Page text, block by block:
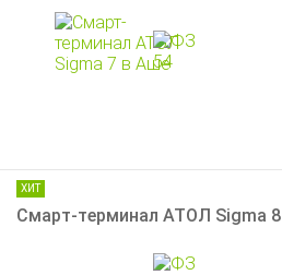
ХИТ
Смарт-терминал АТОЛ Sigma 8